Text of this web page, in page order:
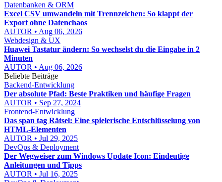
Datenbanken & ORM
Excel CSV umwandeln mit Trennzeichen: So klappt der
Export ohne Datenchaos
AUTOR • Aug 06, 2026
Webdesign & UX
Huawei Tastatur ändern: So wechselst du die Eingabe in 2
Minuten
AUTOR • Aug 06, 2026
Beliebte Beiträge
Backend-Entwicklung
Der absolute Pfad: Beste Praktiken und häufige Fragen
AUTOR • Sep 27, 2024
Frontend-Entwicklung
Das span tag Rätsel: Eine spielerische Entschlüsselung von
HTML-Elementen
AUTOR • Jul 29, 2025
DevOps & Deployment
Der Wegweiser zum Windows Update Icon: Eindeutige
Anleitungen und Tipps
AUTOR • Jul 16, 2025